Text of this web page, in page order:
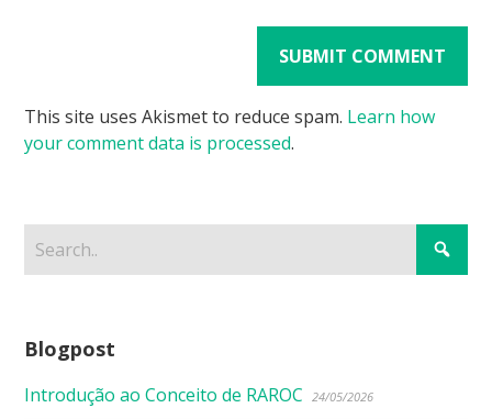
This site uses Akismet to reduce spam. Learn how
your comment data is processed.
Blogpost
Introdução ao Conceito de RAROC 24/05/2026